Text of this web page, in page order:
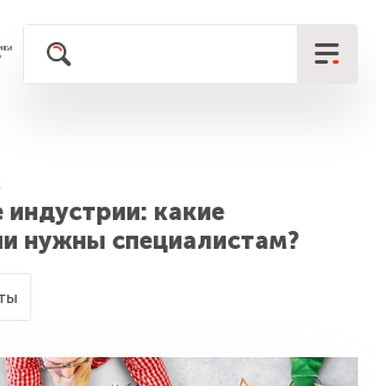
индустрии: какие
нужны специалистам?